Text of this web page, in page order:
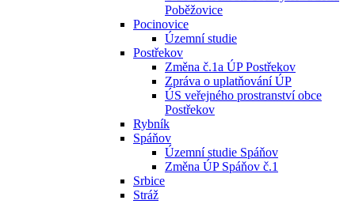
Poběžovice
Pocinovice
Územní studie
Postřekov
Změna č.1a ÚP Postřekov
Zpráva o uplatňování ÚP
ÚS veřejného prostranství obce
Postřekov
Rybník
Spáňov
Územní studie Spáňov
Změna ÚP Spáňov č.1
Srbice
Stráž